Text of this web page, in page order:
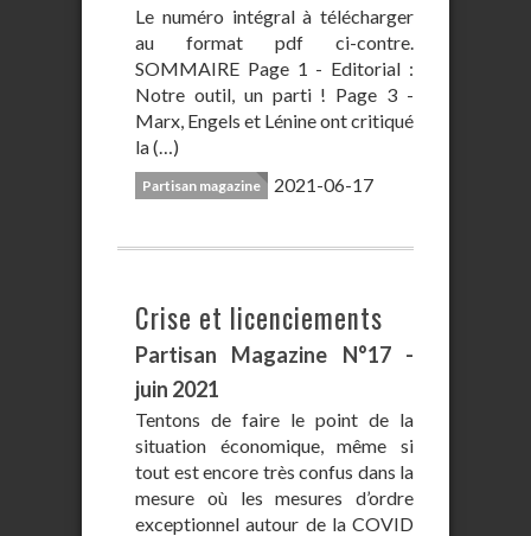
Le numéro intégral à télécharger
au format pdf ci-contre.
SOMMAIRE Page 1 - Editorial :
Notre outil, un parti ! Page 3 -
Marx, Engels et Lénine ont critiqué
la (…)
Partisan magazine 2021-06-17
Crise et licenciements
Partisan Magazine N°17 -
juin 2021
Tentons de faire le point de la
situation économique, même si
tout est encore très confus dans la
mesure où les mesures d’ordre
exceptionnel autour de la COVID